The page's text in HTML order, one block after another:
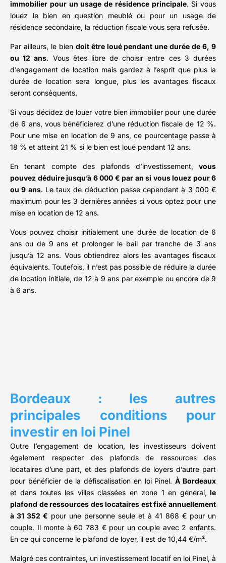
immobilier pour un usage de résidence principale. Si vous
louez le bien en question meublé ou pour un usage de
résidence secondaire, la réduction fiscale vous sera refusée.
Par ailleurs, le bien doit être loué pendant une durée de 6, 9
ou 12 ans. Vous êtes libre de choisir entre ces 3 durées
d’engagement de location mais gardez à l’esprit que plus la
durée de location sera longue, plus les avantages fiscaux
seront conséquents.
Si vous décidez de louer votre bien immobilier pour une durée
de 6 ans, vous bénéficierez d’une réduction fiscale de 12 %.
Pour une mise en location de 9 ans, ce pourcentage passe à
18 % et atteint 21 % si le bien est loué pendant 12 ans.
En tenant compte des plafonds d’investissement, vous
pouvez déduire jusqu’à 6 000 € par an si vous louez pour 6
ou 9 ans. Le taux de déduction passe cependant à 3 000 €
maximum pour les 3 dernières années si vous optez pour une
mise en location de 12 ans.
Vous pouvez choisir initialement une durée de location de 6
ans ou de 9 ans et prolonger le bail par tranche de 3 ans
jusqu’à 12 ans. Vous obtiendrez alors les avantages fiscaux
équivalents. Toutefois, il n’est pas possible de réduire la durée
de location initiale, de 12 à 9 ans par exemple ou encore de 9
à 6 ans.
Bordeaux : les autres
principales conditions pour
investir en loi Pinel
Outre l’engagement de location, les investisseurs doivent
également respecter des plafonds de ressources des
locataires d’une part, et des plafonds de loyers d’autre part
pour bénéficier de la défiscalisation en loi Pinel.À Bordeaux
et dans toutes les villes classées en zone 1 en général, le
plafond de ressources des locataires est fixé annuellement
à 31 352 € pour une personne seule et à 41 868 € pour un
couple. Il monte à 60 783 € pour un couple avec 2 enfants.
En ce qui concerne le plafond de loyer, il est de 10,44 €/m².
Malgré ces contraintes, un investissement locatif en loi Pinel, à